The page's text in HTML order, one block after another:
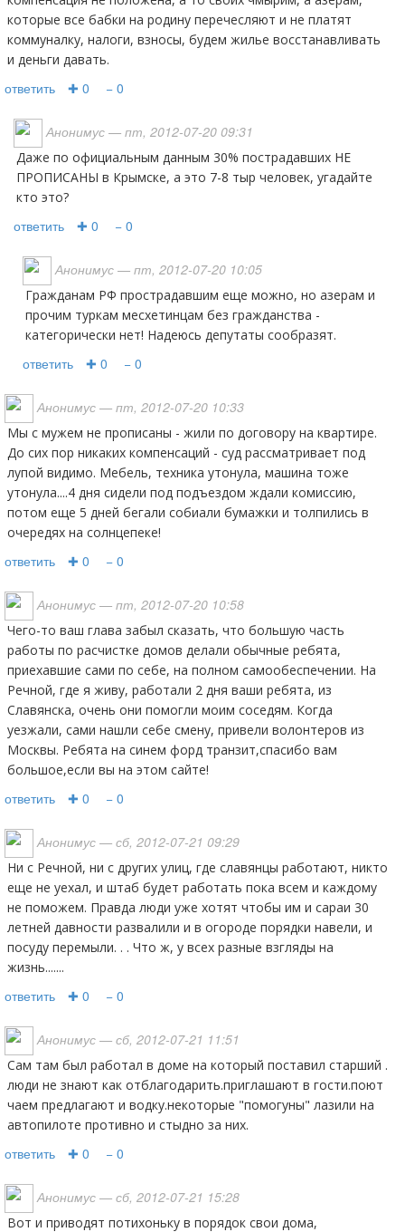
которые все бабки на родину перечесляют и не платят
коммуналку, налоги, взносы, будем жилье восстанавливать
и деньги давать.
ответить ✚ 0 − 0
Анонимус — пт, 2012-07-20 09:31
даже по официальным данным 30% пострадавших НЕ
ПРОПИСАНЫ в Крымске, а это 7-8 тыр человек, угадайте
кто это?
ответить ✚ 0 − 0
Анонимус — пт, 2012-07-20 10:05
гражданам РФ прострадавшим еще можно, но азерам и
прочим туркам месхетинцам без гражданства -
категорически нет! Надеюсь депутаты сообразят.
ответить ✚ 0 − 0
Анонимус — пт, 2012-07-20 10:33
Мы с мужем не прописаны - жили по договору на квартире.
До сих пор никаких компенсаций - суд рассматривает под
лупой видимо. Мебель, техника утонула, машина тоже
утонула....4 дня сидели под подъездом ждали комиссию,
потом еще 5 дней бегали собиали бумажки и толпились в
очередях на солнцепеке!
ответить ✚ 0 − 0
Анонимус — пт, 2012-07-20 10:58
Чего-то ваш глава забыл сказать, что большую часть
работы по расчистке домов делали обычные ребята,
приехавшие сами по себе, на полном самообеспечении. На
Речной, где я живу, работали 2 дня ваши ребята, из
Славянска, очень они помогли моим соседям. Когда
уезжали, сами нашли себе смену, привели волонтеров из
Москвы. Ребята на синем форд транзит,спасибо вам
большое,если вы на этом сайте!
ответить ✚ 0 − 0
Анонимус — сб, 2012-07-21 09:29
Ни с Речной, ни с других улиц, где славянцы работают, никто
еще не уехал, и штаб будет работать пока всем и каждому
не поможем. Правда люди уже хотят чтобы им и сараи 30
летней давности развалили и в огороде порядки навели, и
посуду перемыли. . . Что ж, у всех разные взгляды на
жизнь.......
ответить ✚ 0 − 0
Анонимус — сб, 2012-07-21 11:51
Сам там был работал в доме на который поставил старший .
люди не знают как отблагодарить.приглашают в гости.поют
чаем предлагают и водку.некоторые "помогуны" лазили на
автопилоте противно и стыдно за них.
ответить ✚ 0 − 0
Анонимус — сб, 2012-07-21 15:28
Вот и приводят потихоньку в порядок свои дома,